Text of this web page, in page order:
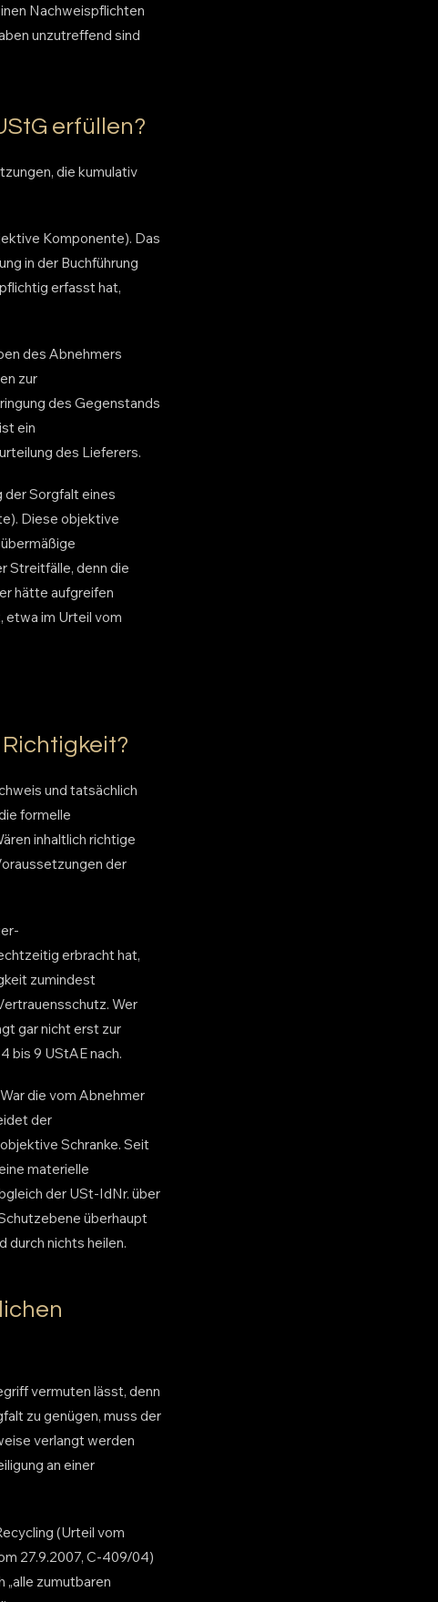
Nachweispflichten
unzutreffend sind
erfüllen?
die kumulativ
Komponente). Das
in der Buchführung
erfasst hat,
des Abnehmers
zur
des Gegenstands
ein
des Lieferers.
der Sorgfalt eines
Diese objektive
Streitfälle, denn die
hätte aufgreifen
etwa im Urteil vom
und tatsächlich
formelle
inhaltlich richtige
der
erbracht hat,
zumindest
Wer
gar nicht erst zur
bis 9 UStAE nach.
die vom Abnehmer
der
Schranke. Seit
materielle
der USt-IdNr. über
überhaupt
durch nichts heilen.
vermuten lässt, denn
zu genügen, muss der
verlangt werden
an einer
(Urteil vom
27.9.2007, C-409/04)
zumutbaren